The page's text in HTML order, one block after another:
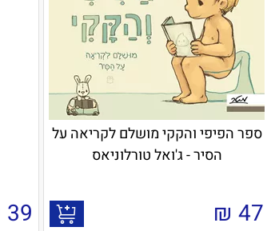
ספר הפיפי והקקי מושלם לקריאה על
הסיר - ג'ואל טורלוניאס
47
₪
39